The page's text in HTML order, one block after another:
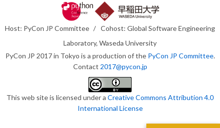
Host: PyCon JP Committee /
Cohost: Global Software Engineering
Laboratory, Waseda University
PyCon JP 2017 in Tokyo is a production of the PyCon JP Committee.
Contact 2017@pycon.jp
This web site is licensed under a Creative Commons Attribution 4.0
International License